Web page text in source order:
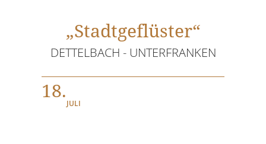
„Stadtgeflüster“
DETTELBACH - UNTERFRANKEN
18.
JULI